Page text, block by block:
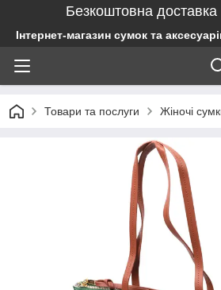
Безкоштовна доставка
Інтернет-магазин сумок та
Товари та послуги Жіночі